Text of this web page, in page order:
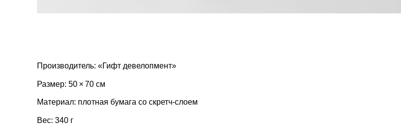
Производитель: «Гифт девелопмент»
Размер: 50 × 70 см
Материал: плотная бумага со скретч-слоем
Вес: 340 г